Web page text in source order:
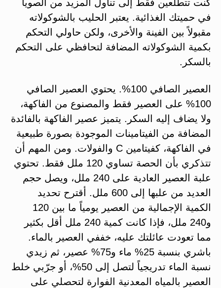
كنت تتطلعين فقط إلى تناول المزيد من الصويا
في حميتك الغذائية. يعتبر الحليب بالشوكولاته
مقبولاً بين الفينة والأخرى، ولكن حاولي التحكم
بكمية الشوكولاته المضافة لتحافظي على التحكم
بالسكر.
العصير الصافي 100%. يحتوي العصير الصافي
100% على العصير فقط والمصنوع من الفاكهة،
ولا يضاف إليه السكر. يتميز عصير الفاكهة بالفائدة
المضافة من الفيتامينات الموجودة بصورة طبيعية
في الفاكهة، كفيتامين C والفولات. ومن المهم أن
تتذكري بأن الحصة تساوي 120 ملل فقط. تحتوي
علبة العصير العادية على 240 ملل، ويصل حجم
العديد من علبها إلى 600 ملل. أقترح تحديد
الكمية الإجمالية من العصير يومياً ما بين 120
و240 ملل، فإذا كانت كمية 240 ملل أقل بكثير
مما تعودت عائلتك عليه، خففي العصير بالماء.
باشري بنسبة 25% ماء و75% عصير، ثم زيدي
نسبة الماء تدريجياً لتصل إلى 50%، أو جرّبي خلط
العصير بالمياه المعدنية الفوارة لتحصلي على